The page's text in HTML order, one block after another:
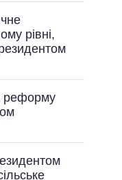
рівні,
реформу